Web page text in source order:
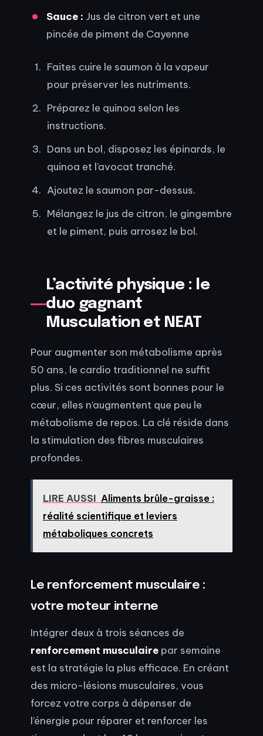
Sauce : Jus de citron vert et une
pincée de piment de Cayenne
Faites cuire le saumon à la vapeur
pour préserver les nutriments.
Préparez le quinoa selon les
instructions.
Dans un bol, disposez les épinards, le
quinoa et l’avocat tranché.
Ajoutez le saumon par-dessus.
Mélangez le jus de citron, le gingembre
et le piment, puis arrosez le bol.
L’activité physique : le
duo gagnant
Musculation et NEAT
Pour augmenter son métabolisme après
50 ans, le cardio traditionnel ne suffit
plus. Si ces activités sont bonnes pour le
cœur, elles n’augmentent que peu le
métabolisme de repos. La clé réside dans
la stimulation des fibres musculaires
profondes.
LIRE AUSSI Aliments brûle-graisse :
réalité scientifique et leviers
métaboliques concrets
Le renforcement musculaire :
votre moteur interne
Intégrer deux à trois séances de
renforcement musculaire par semaine
est la stratégie la plus efficace. En créant
des micro-lésions musculaires, vous
forcez votre corps à dépenser de
l’énergie pour réparer et renforcer les